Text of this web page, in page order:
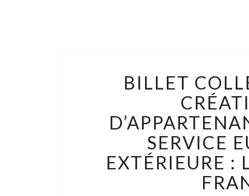
BILLET
SERVICE
EXTÉRIEURE :